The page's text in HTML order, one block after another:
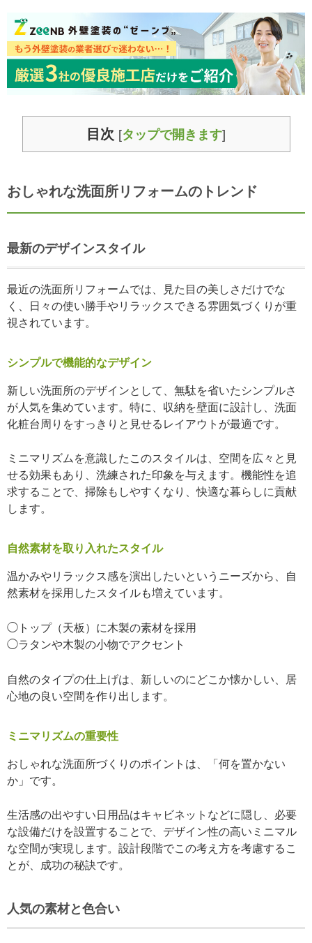
目次 [タップで開きます]
おしゃれな洗面所リフォームのトレンド
最新のデザインスタイル
最近の洗面所リフォームでは、見た目の美しさだけでな
く、日々の使い勝手やリラックスできる雰囲気づくりが重
視されています。
シンプルで機能的なデザイン
新しい洗面所のデザインとして、無駄を省いたシンプルさ
が人気を集めています。特に、収納を壁面に設計し、洗面
化粧台周りをすっきりと見せるレイアウトが最適です。
ミニマリズムを意識したこのスタイルは、空間を広々と見
せる効果もあり、洗練された印象を与えます。機能性を追
求することで、掃除もしやすくなり、快適な暮らしに貢献
します。
自然素材を取り入れたスタイル
温かみやリラックス感を演出したいというニーズから、自
然素材を採用したスタイルも増えています。
◯トップ（天板）に木製の素材を採用
◯ラタンや木製の小物でアクセント
自然のタイプの仕上げは、新しいのにどこか懐かしい、居
心地の良い空間を作り出します。
ミニマリズムの重要性
おしゃれな洗面所づくりのポイントは、「何を置かない
か」です。
生活感の出やすい日用品はキャビネットなどに隠し、必要
な設備だけを設置することで、デザイン性の高いミニマル
な空間が実現します。設計段階でこの考え方を考慮するこ
とが、成功の秘訣です。
人気の素材と色合い